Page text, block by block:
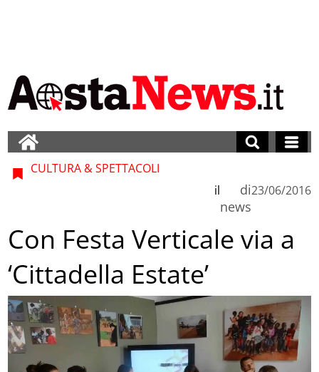
CULTURA & SPETTACOLI
di
news
il 23/06/2016
Con Festa Verticale via a
‘Cittadella Estate’